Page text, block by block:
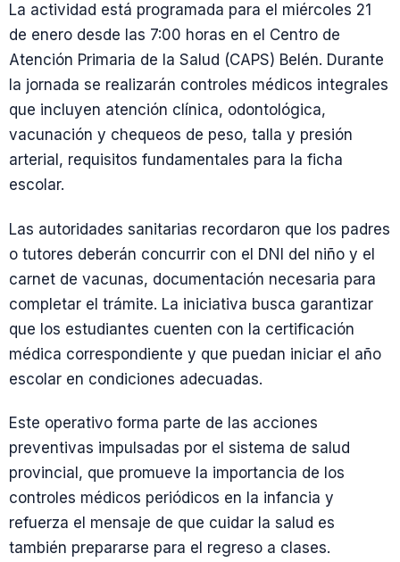
La actividad está programada para el miércoles 21
de enero desde las 7:00 horas en el Centro de
Atención Primaria de la Salud (CAPS) Belén. Durante
la jornada se realizarán controles médicos integrales
que incluyen atención clínica, odontológica,
vacunación y chequeos de peso, talla y presión
arterial, requisitos fundamentales para la ficha
escolar.
Las autoridades sanitarias recordaron que los padres
o tutores deberán concurrir con el DNI del niño y el
carnet de vacunas, documentación necesaria para
completar el trámite. La iniciativa busca garantizar
que los estudiantes cuenten con la certificación
médica correspondiente y que puedan iniciar el año
escolar en condiciones adecuadas.
Este operativo forma parte de las acciones
preventivas impulsadas por el sistema de salud
provincial, que promueve la importancia de los
controles médicos periódicos en la infancia y
refuerza el mensaje de que cuidar la salud es
también prepararse para el regreso a clases.